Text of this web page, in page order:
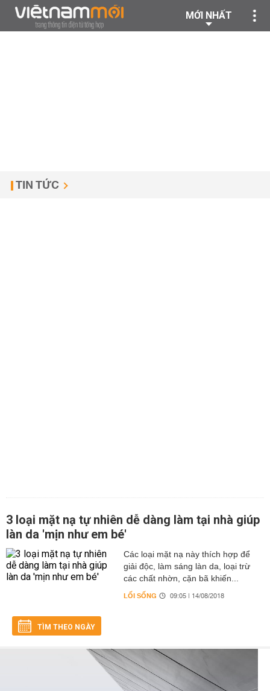
MỚI NHẤT
TIN TỨC
3 loại mặt nạ tự nhiên dễ dàng làm tại nhà giúp
làn da 'mịn như em bé'
Các loại mặt nạ này thích hợp để
giải độc, làm sáng làn da, loại trừ
các chất nhờn, cặn bã khiến...
LỐI SỐNG 09:05 | 14/08/2018
TÌM THEO NGÀY